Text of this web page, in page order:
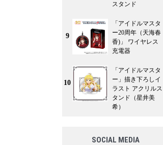
スタンド
9
「アイドルマスタ
ー20周年（天海春
香)」 ワイヤレス
充電器
10
「アイドルマスタ
ー」描き下ろしイ
ラスト アクリルス
タンド（星井美
希）
SOCIAL MEDIA